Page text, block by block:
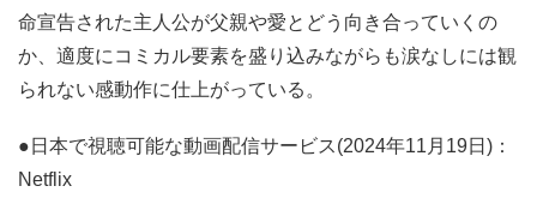
命宣告された主人公が父親や愛とどう向き合っていくの
か、適度にコミカル要素を盛り込みながらも涙なしには観
られない感動作に仕上がっている。
●日本で視聴可能な動画配信サービス(2024年11月19日)：
Netflix